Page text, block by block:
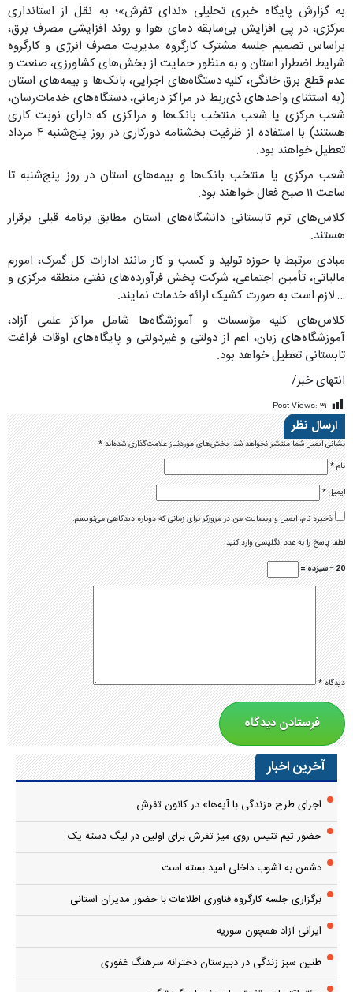
به گزارش پایگاه خبری تحلیلی «ندای تفرش»؛ به نقل از استانداری
مرکزی، در پی افزایش بی‌سابقه دمای هوا و روند افزایشی مصرف برق،
براساس تصمیم جلسه مشترک کارگروه مدیریت مصرف انرژی و کارگروه
شرایط اضطرار استان و به منظور حمایت از بخش‌های کشاورزی، صنعت و
عدم قطع برق خانگی، کلیه دستگاه‌های اجرایی، بانک‌ها و بیمه‌های استان
(به استثنای واحدهای ذی‌ربط در مراکز درمانی، دستگاه‌های خدمات‌رسان،
شعب مرکزی یا شعب منتخب بانک‌ها و مراکزی که دارای نوبت کاری
هستند) با استفاده از ظرفیت بخشنامه دورکاری در روز پنج‌شنبه ۴ مرداد
تعطیل خواهند بود.
شعب مرکزی یا منتخب بانک‌ها و بیمه‌های استان در روز پنج‌شنبه تا
ساعت ۱۱ صبح فعال خواهند بود.
کلاس‌های ترم تابستانی دانشگاه‌های استان مطابق برنامه قبلی برقرار
هستند.
مبادی مرتبط با حوزه تولید و کسب و کار مانند ادارات کل گمرک، امورم
مالیاتی، تأمین اجتماعی، شرکت پخش فرآورده‌های نفتی منطقه مرکزی و
… لازم است به صورت کشیک ارائه خدمات نمایند.
کلاس‌های کلیه مؤسسات و آموزشگاه‌ها شامل مراکز علمی آزاد،
آموزشگاه‌های زبان، اعم از دولتی و غیر‌دولتی و پایگاه‌های اوقات فراغت
تابستانی تعطیل خواهد بود.
انتهای خبر/
Post Views: ۳۱
ارسال نظر
نشانی ایمیل شما منتشر نخواهد شد.بخش‌های موردنیاز علامت‌گذاری شده‌اند*
نام*
ایمیل*
ذخیره نام، ایمیل و وبسایت من در مرورگر برای زمانی که دوباره دیدگاهی می‌نویسم.
لطفا پاسخ را به عدد انگلیسی وارد کنید:
20 − سیزده =
دیدگاه*
آخرین اخبار
اجرای طرح «زندگی با آیه‌ها» در کانون تفرش
حضور تیم تنیس روی میز تفرش برای اولین در لیگ دسته یک
دشمن به آشوب داخلی امید بسته است
برگزاری جلسه کارگروه فناوری اطلاعات با حضور مدیران استانی
ایرانی آزاد همچون سوریه
طنین سبز زندگی در دبیرستان دخترانه سرهنگ غفوری